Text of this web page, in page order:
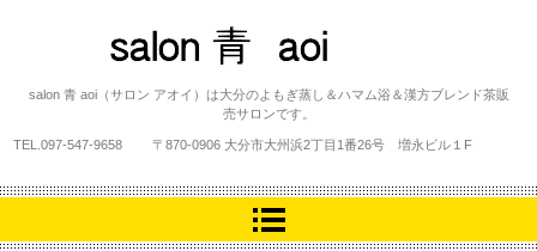
salon 青 aoi
salon 青 aoi（サロン アオイ）は大分のよもぎ蒸し＆ハマム浴＆漢方ブレンド茶販
売サロンです。
TEL. 097-547-9658 〒870-0906 大分市大州浜2丁目1番26号 増永ビル１F